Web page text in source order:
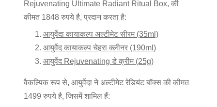
Rejuvenating Ultimate Radiant Ritual Box, की
कीमत 1848 रुपये है, प्रदान करता है:
आयुर्वेदा कायाकल्प अल्टीमेट सीरम (35ml)
आयुर्वेद कायाकल्प चेहरा क्लीनर (190ml)
आयुर्वेद Rejuvenating डे क्रीम (25g)
वैकल्पिक रूप से, आयुर्वेदा ने अल्टीमेट रेडियंट बॉक्स की कीमत
1499 रुपये है, जिसमें शामिल हैं: